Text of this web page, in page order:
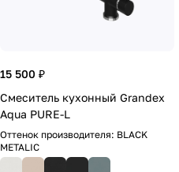
15 500 ₽
Смеситель кухонный Grandex
Aqua PURE-L
Оттенок производителя: BLACK
METALIC